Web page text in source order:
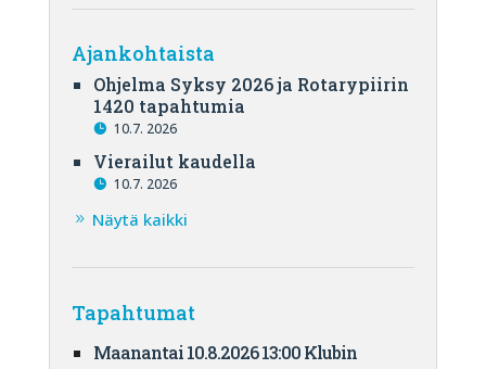
Ajankohtaista
Ohjelma Syksy 2026 ja Rotarypiirin
1420 tapahtumia
10.7. 2026
Vierailut kaudella
10.7. 2026
Näytä kaikki
Tapahtumat
Maanantai 10.8.2026 13:00 Klubin